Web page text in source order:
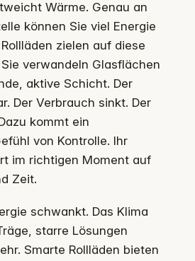
Wärme. Genau an
können Sie viel Energie
zielen auf diese
verwandeln Glasflächen
aktive Schicht. Der
Der Verbrauch sinkt. Der
kommt ein
von Kontrolle. Ihr
im richtigen Moment auf
Zeit.
schwankt. Das Klima
starre Lösungen
Smarte Rollläden bieten